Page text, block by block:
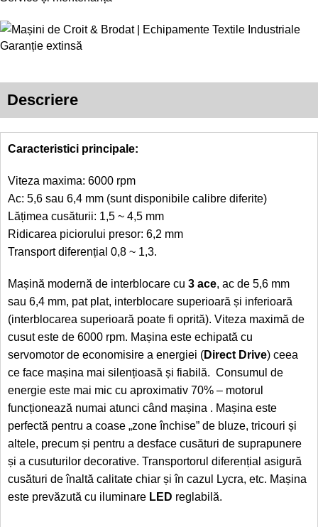
Garanție extinsă
Descriere
Caracteristici principale:
Viteza maxima: 6000 rpm
Ac: 5,6 sau 6,4 mm (sunt disponibile calibre diferite)
Lățimea cusăturii: 1,5 ~ 4,5 mm
Ridicarea piciorului presor: 6,2 mm
Transport diferențial 0,8 ~ 1,3.
Mașină modernă de interblocare cu 3 ace, ac de 5,6 mm
sau 6,4 mm, pat plat, interblocare superioară și inferioară
(interblocarea superioară poate fi oprită). Viteza maximă de
cusut este de 6000 rpm. Mașina este echipată cu
servomotor de economisire a energiei (Direct Drive) ceea
ce face mașina mai silențioasă și fiabilă. Consumul de
energie este mai mic cu aproximativ 70% – motorul
funcționează numai atunci când mașina . Mașina este
perfectă pentru a coase „zone închise” de bluze, tricouri și
altele, precum și pentru a desface cusături de suprapunere
și a cusuturilor decorative. Transportorul diferențial asigură
cusături de înaltă calitate chiar și în cazul Lycra, etc. Mașina
este prevăzută cu iluminare LED reglabilă.